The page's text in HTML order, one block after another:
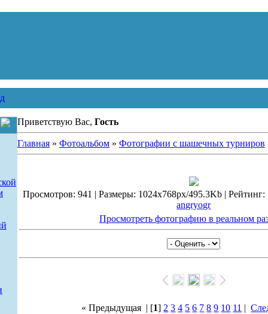
Приветствую Вас, Гость
Главная» Фотоальбом» Фотографии с шашечных турниров
Просмотров: 941 | Размеры: 1024x768px/495.3Kb | Рейтинг:
angryogr
Просмотреть фотографию в реальном
« Предыдущая | [1] 2 3 4 5 6 7 8 9 10 11 |